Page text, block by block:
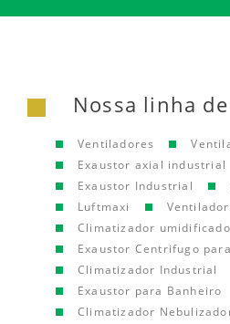
Nossa linha
Ventiladores
Exaustor axial industrial
Exaustor Industrial
Luftmaxi
Climatizador
Exaustor Centrifugo
Climatizador Industrial
Exaustor para Banheiro
Climatizador